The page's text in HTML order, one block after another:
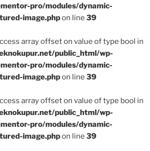
pro/modules/dynamic-
image.phpon line 39
array offset on value of type bool in
public_html/wp-
pro/modules/dynamic-
image.phpon line 39
array offset on value of type bool in
public_html/wp-
pro/modules/dynamic-
image.phpon line 39